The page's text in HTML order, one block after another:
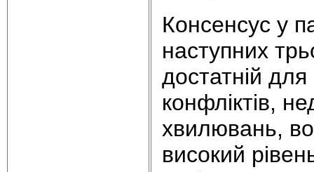
Консенсус у
наступних
достатній
конфліктів,
хвилювань,
високий